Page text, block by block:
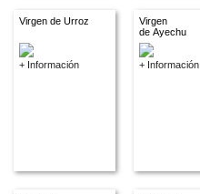
Virgen de Urroz
+ Información
Virgen
de Ayechu
+ Información